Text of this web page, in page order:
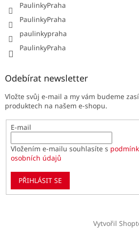
PaulinkyPraha
PaulinkyPraha
paulinkypraha
PaulinkyPraha
Odebírat newsletter
Vložte svůj e-mail a my vám budeme
produktech na našem e-shopu.
E-mail
Vložením e-mailu souhlasíte s
osobních údajů
PŘIHLÁSIT SE
Vytvořil